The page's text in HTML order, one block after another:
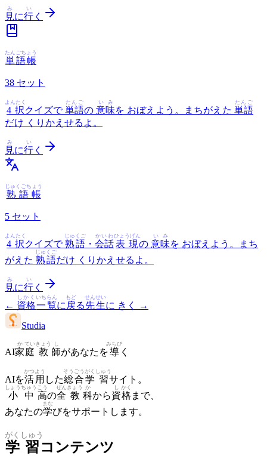
見
み
に行
い
く
単語帳
たんごちょう
38 セット
4択
よんたく
クイズで単語
たんご
の 意味
いみ
を おぼえよう。まちがえた 単語
たんご
だけ くりかえせるよ。
見
み
に行
い
く
熟語帳
じゅくごちょう
5 セット
4択
よんたく
クイズで熟語
じゅくご
・ 会話
かいわ
表現
ひょうげん
の 意味
いみ
を おぼえよう。まち
がえた 熟語
じゅくご
だけ くりかえせるよ。
見
み
に行
い
く
← 資格
しかく
一覧
いちらん
に 戻
もど
る先生
せんせい
に きく
→
Studia
AI家
か
庭
てい
教
きょう
師
し
があなたを導
みちび
く
AIを活
かつ
用
よう
した総
そう
合
ごう
学
がく
習
しゅう
サイト。
小
しょう
中
ちゅう
高
こう
の全
ぜん
教
きょう
科
か
から資
し
格
かく
まで、
あなたの学
まな
びをサポートします。
学
がく
習
しゅう
コンテンツ